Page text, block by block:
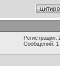
Регистрация:
Сообщений: 1